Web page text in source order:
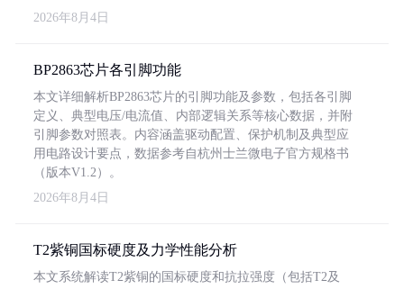
2026年8月4日
BP2863芯片各引脚功能
本文详细解析BP2863芯片的引脚功能及参数，包括各引脚
定义、典型电压/电流值、内部逻辑关系等核心数据，并附
引脚参数对照表。内容涵盖驱动配置、保护机制及典型应
用电路设计要点，数据参考自杭州士兰微电子官方规格书
（版本V1.2）。
2026年8月4日
T2紫铜国标硬度及力学性能分析
本文系统解读T2紫铜的国标硬度和抗拉强度（包括T2及